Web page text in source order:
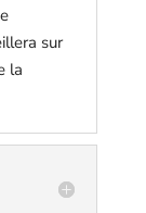
sur
la